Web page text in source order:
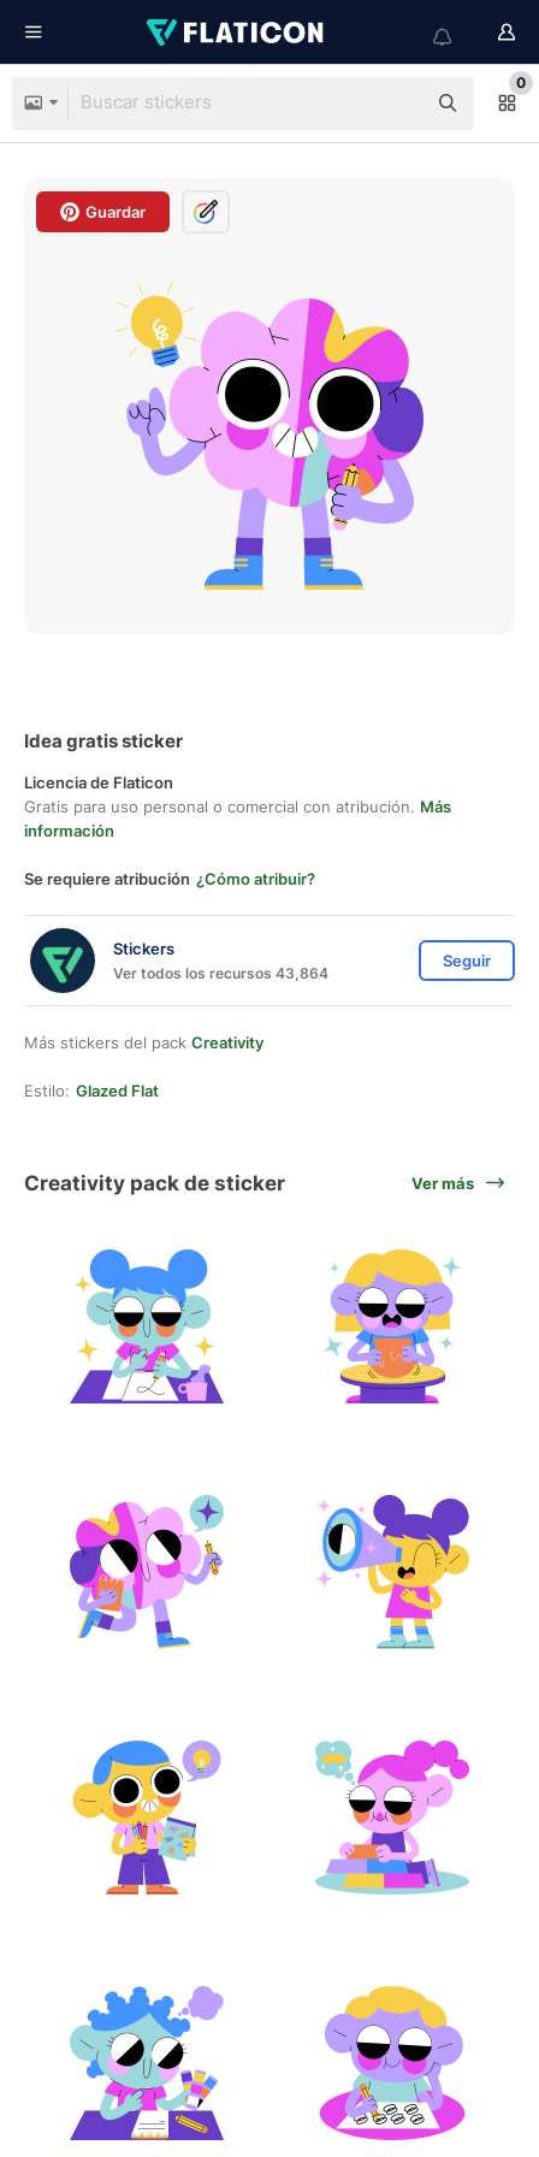
0
Guardar
Idea gratis sticker
Licencia de Flaticon
Gratis para uso personal o comercial con atribución. Más
información
Se requiere atribución ¿Cómo atribuir?
Stickers
Ver todos los recursos 43,864
Seguir
Más stickers del pack Creativity
Estilo: Glazed Flat
Creativity pack de sticker Ver más